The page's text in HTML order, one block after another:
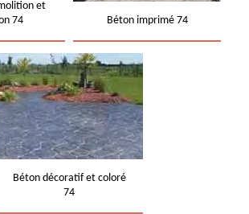
et
74
Béton imprimé 74
Béton décoratif et coloré
74